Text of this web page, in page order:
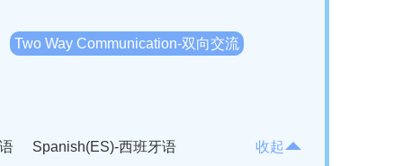
Two Way Communication-双向交流
Spanish(ES)-西班牙语
收起